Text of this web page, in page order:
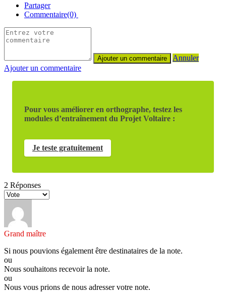
Partager
Commentaire(0)
Annuler
Ajouter un commentaire
Pour vous améliorer en orthographe, testez les
modules d’entraînement du Projet Voltaire :
Je teste gratuitement
2 Réponses
Grand maître
Si nous pouvions également être destinataires de la note.
ou
Nous souhaitons recevoir la note.
ou
Nous vous prions de nous adresser votre note.